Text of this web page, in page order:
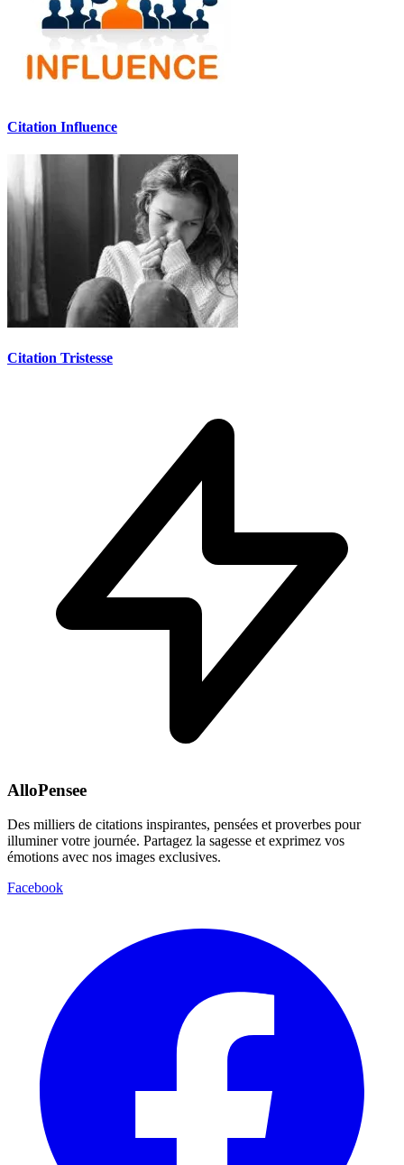
Citation Influence
Citation Tristesse
AlloPensee
Des milliers de citations inspirantes, pensées et proverbes pour
illuminer votre journée. Partagez la sagesse et exprimez vos
émotions avec nos images exclusives.
Facebook